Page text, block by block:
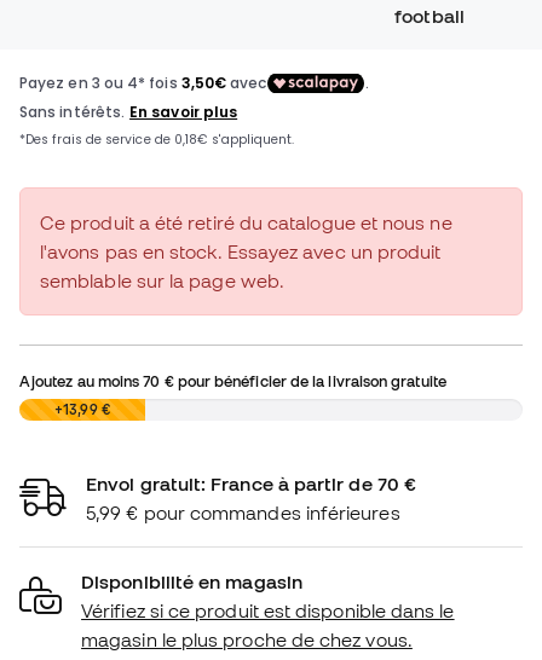
football
Ce produit a été retiré du catalogue et nous ne
l'avons pas en stock. Essayez avec un produit
semblable sur la page web.
Ajoutez au moins70 €pour bénéficier de la livraison gratuite
0,00 €+13,99 €
Envoi gratuit: France à partir de 70 €
5,99 € pour commandes inférieures
Disponibilité en magasin
Vérifiez si ce produit est disponible dans le
magasin le plus proche de chez vous.